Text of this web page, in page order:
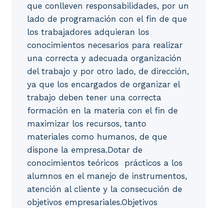
que conlleven responsabilidades, por un
lado de programación con el fin de que
los trabajadores adquieran los
conocimientos necesarios para realizar
una correcta y adecuada organización
del trabajo y por otro lado, de dirección,
ya que los encargados de organizar el
trabajo deben tener una correcta
formación en la materia con el fin de
maximizar los recursos, tanto
materiales como humanos, de que
dispone la empresa.Dotar de
conocimientos teóricos  prácticos a los
alumnos en el manejo de instrumentos,
atención al cliente y la consecución de
objetivos empresariales.Objetivos